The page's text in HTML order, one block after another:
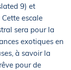
9) et
escale
sera pour la
exotiques en
à savoir la
pour de